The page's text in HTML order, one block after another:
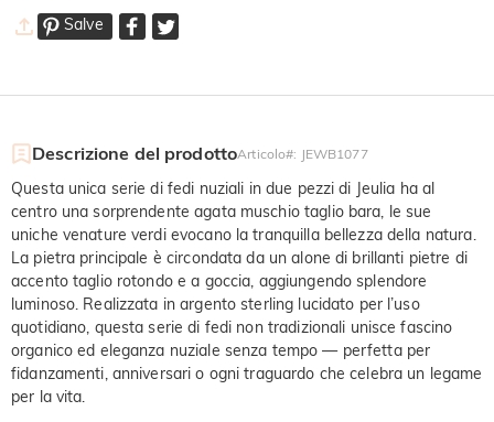
Salve
Descrizione del prodottoArticolo#: JEWB1077
Questa unica serie di fedi nuziali in due pezzi di Jeulia ha al
centro una sorprendente agata muschio taglio bara, le sue
uniche venature verdi evocano la tranquilla bellezza della natura.
La pietra principale è circondata da un alone di brillanti pietre di
accento taglio rotondo e a goccia, aggiungendo splendore
luminoso. Realizzata in argento sterling lucidato per l’uso
quotidiano, questa serie di fedi non tradizionali unisce fascino
organico ed eleganza nuziale senza tempo — perfetta per
fidanzamenti, anniversari o ogni traguardo che celebra un legame
per la vita.